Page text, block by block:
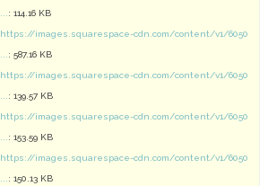
: 114.16 KB
https://images.squarespace-cdn.com/content/v1/6050
: 587.16 KB
https://images.squarespace-cdn.com/content/v1/6050
: 139.57 KB
https://images.squarespace-cdn.com/content/v1/6050
: 153.59 KB
https://images.squarespace-cdn.com/content/v1/6050
: 150.13 KB